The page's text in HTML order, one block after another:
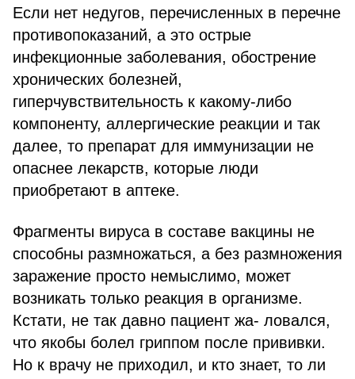
Если нет недугов, перечисленных в перечне
противопоказаний, а это острые
инфекционные заболевания, обострение
хронических болезней,
гиперчувствительность к какому-либо
компоненту, аллергические реакции и так
далее, то препарат для иммунизации не
опаснее лекарств, которые люди
приобретают в аптеке.
Фрагменты вируса в составе вакцины не
способны размножаться, а без размножения
заражение просто немыслимо, может
возникать только реакция в организме.
Кстати, не так давно пациент жа- ловался,
что якобы болел гриппом после прививки.
Но к врачу не приходил, и кто знает, то ли